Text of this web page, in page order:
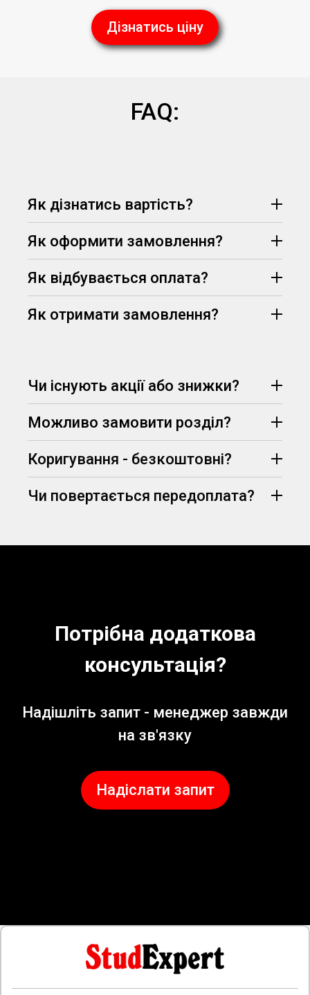
Дізнатись ціну
FAQ:
Як дізнатись вартість?
запит, узгодить всі деталі замовлення та
призначить його вартість.
Як оформити замовлення?
Як відбувається оплата?
Як отримати замовлення?
75% вартості
Чи існують акції або знижки?
(визначаються
менеджером, залежно від вимог та дедлайну
здачі)
Можливо замовити розділ?
Коригування - безкоштовні?
Чи повертається передоплата?
Потрібна додаткова
консультація?
Надішліть запит - менеджер завжди
на зв'язку
Надіслати запит